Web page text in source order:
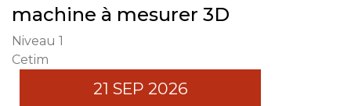
machine à mesurer 3D
Niveau 1
Cetim
21 SEP 2026